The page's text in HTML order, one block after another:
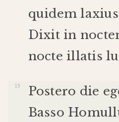
quidem laxius
Dixit in
nocte illatis
Postero die
Basso